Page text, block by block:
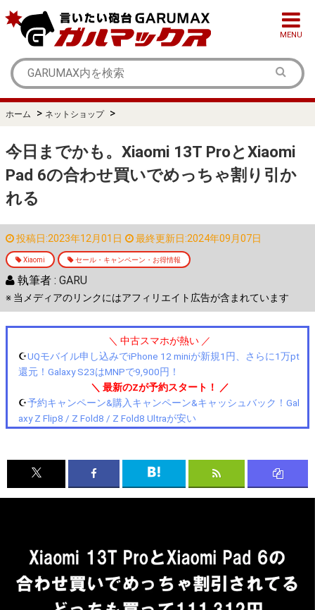
MENU
ホーム > ネットショップ >
今日までかも。Xiaomi 13T ProとXiaomi
Pad 6の合わせ買いでめっちゃ割り引か
れる
投稿日:2023年12月01日 最終更新日:2024年09月07日
Xiaomi セール・キャンペーン・お得情報
執筆者 : GARU
※ 当メディアのリンクにはアフィリエイト広告が含まれています
＼ 中古スマホが熱い ／
☪️UQモバイル申し込みでiPhone 12 miniが新規1円、さらに1万pt
還元！Galaxy S23はMNPで9,900円！
＼ 最新のZが予約スタート！ ／
☪️予約キャンペーン&購入キャンペーン&キャッシュバック！Gal
axy Z Flip8 / Z Fold8 / Z Fold8 Ultraが安い